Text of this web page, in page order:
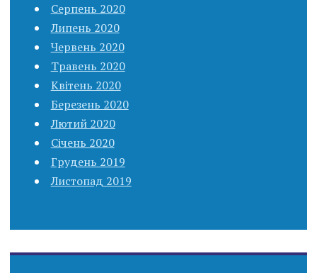
Серпень 2020
Липень 2020
Червень 2020
Травень 2020
Квітень 2020
Березень 2020
Лютий 2020
Січень 2020
Грудень 2019
Листопад 2019